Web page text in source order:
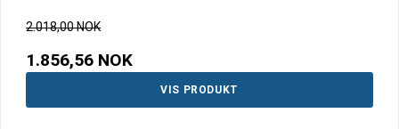
2.018,00 NOK
1.856,56 NOK
VIS PRODUKT